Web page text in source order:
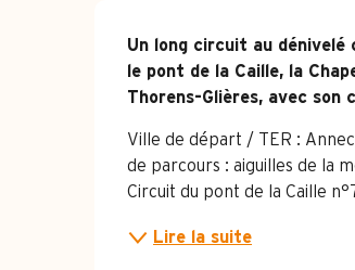
Un long circuit au dénivelé
le pont de la Caille, la
Thorens-Glières, avec son
Ville de départ / TER :
de parcours : aiguilles de la
Circuit du pont de la Caille
Lire la suite